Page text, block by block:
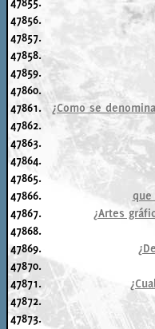
47856.
47857.
47858.
47859.
47860.
47861.
¿Como se
47862.
47863.
47864.
47865.
47866.
que
47867.
¿Artes
47868.
47869.
47870.
47871.
47872.
47873.